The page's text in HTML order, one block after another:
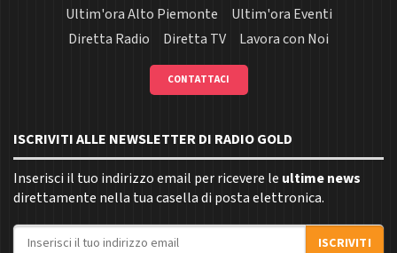
Ultim'ora Alto Piemonte
Ultim'ora Eventi
Diretta Radio
Diretta TV Lavora con Noi
CONTATTACI
ISCRIVITI ALLE NEWSLETTER DI RADIO GOLD
Inserisci il tuo indirizzo email per ricevere le ultime news
direttamente nella tua casella di posta elettronica.
Indirizzo email
ISCRIVITI